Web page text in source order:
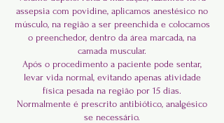
assepsia com povidine, aplicamos anestésico no
músculo, na região a ser preenchida e colocamos
o preenchedor, dentro da área marcada, na
camada muscular.
Após o procedimento a paciente pode sentar,
levar vida normal, evitando apenas atividade
física pesada na região por 15 dias.
Normalmente é prescrito antibiótico, analgésico
se necessário.